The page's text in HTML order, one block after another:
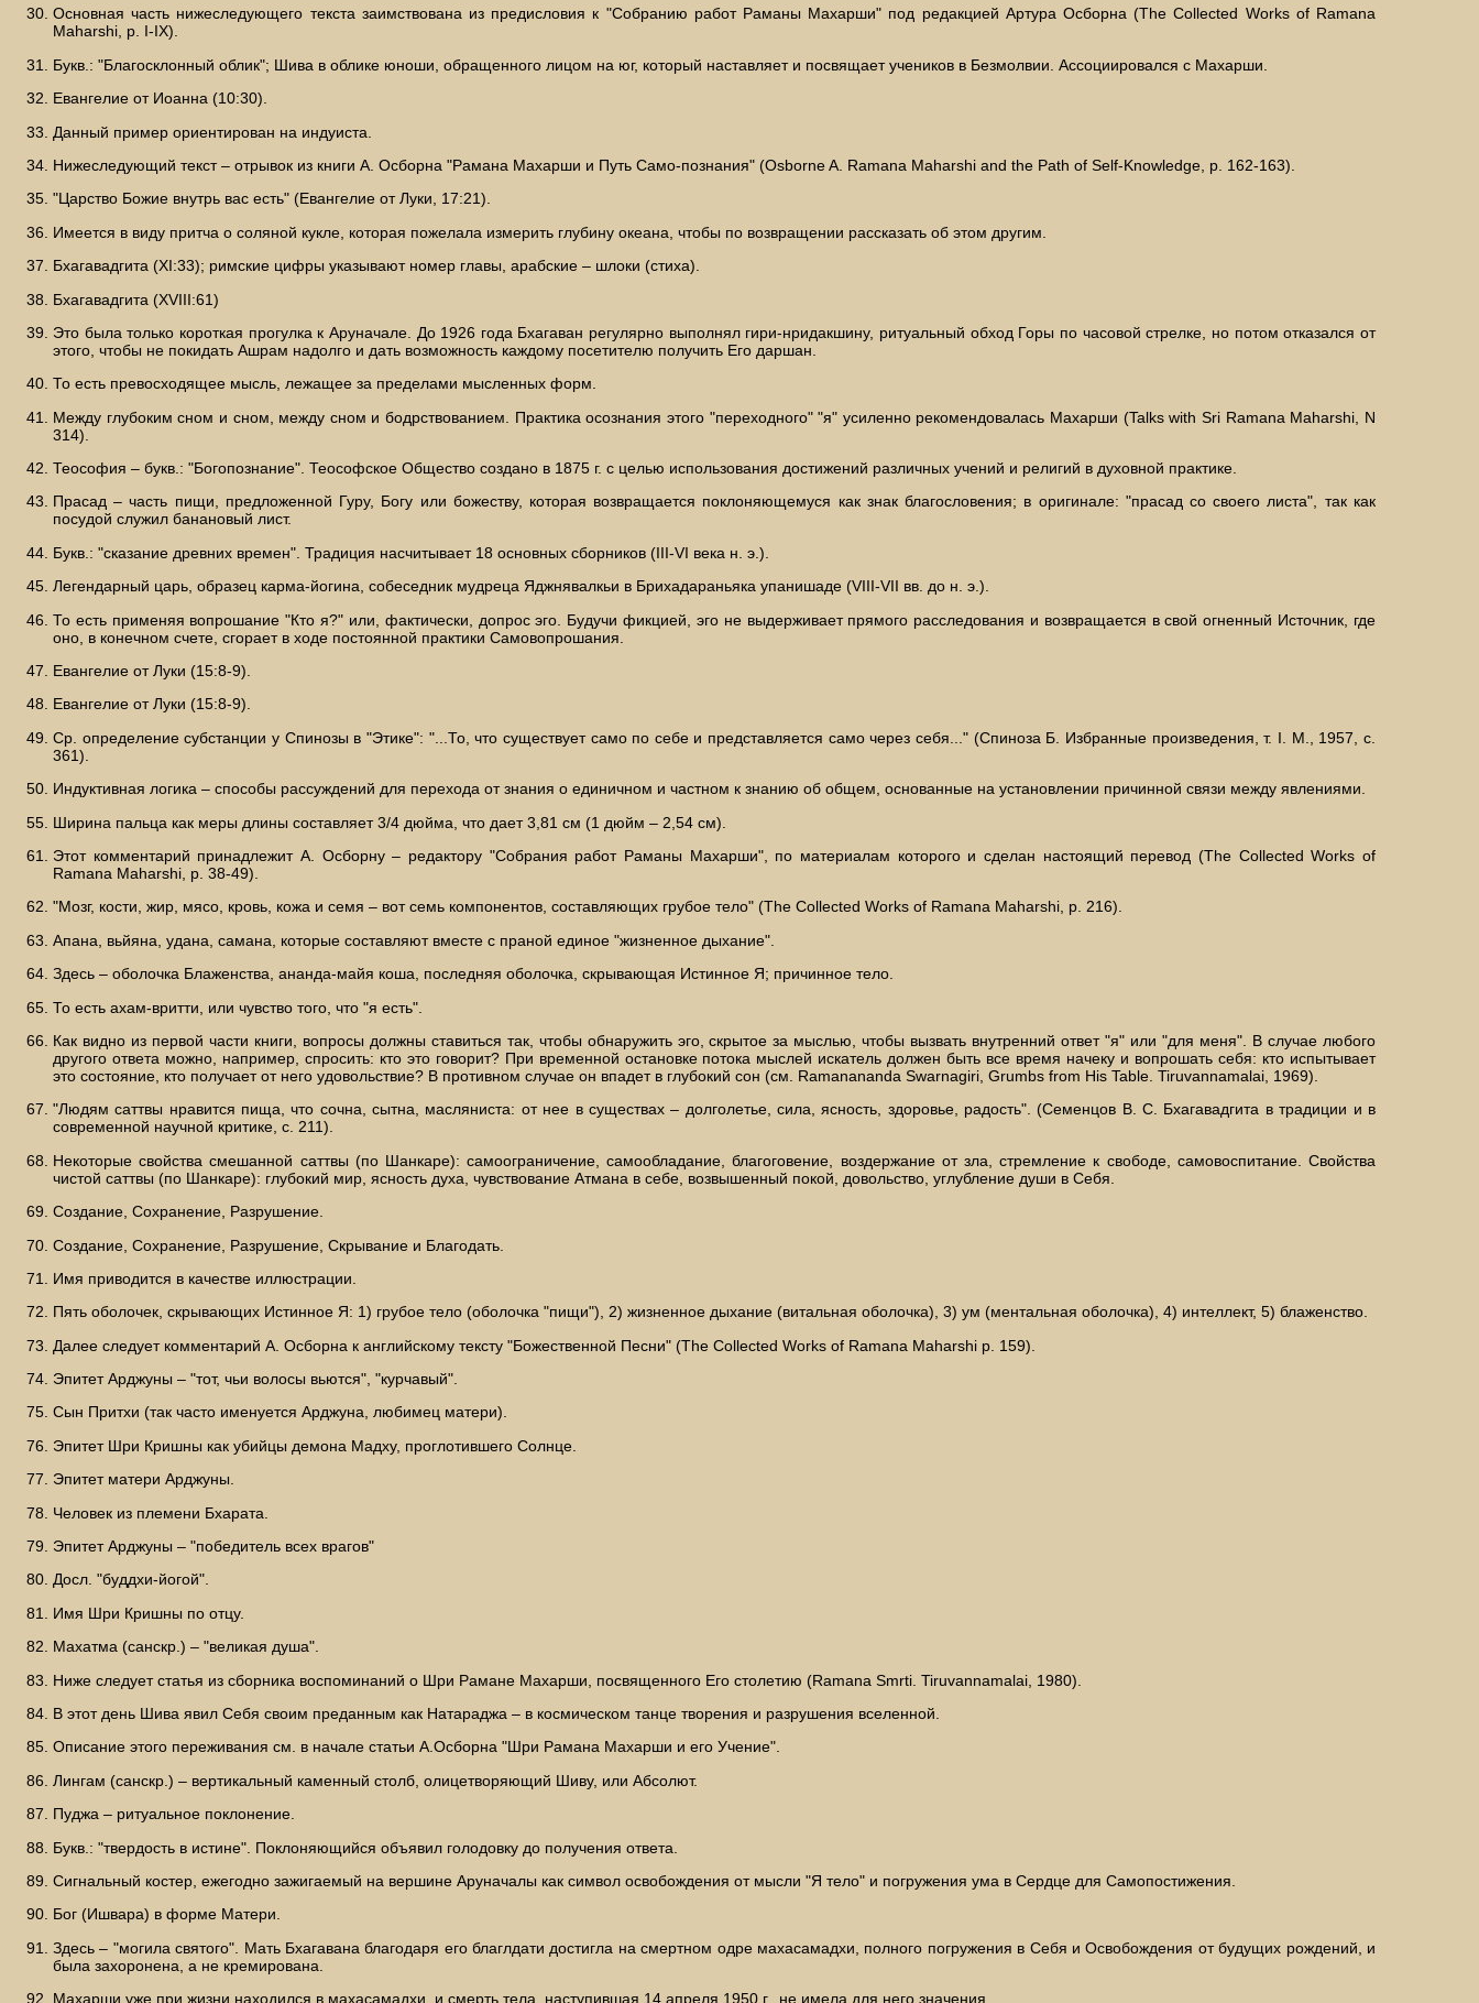
Основная часть нижеследующего текста заимствована из предисловия к "Собранию работ Раманы Махарши" под редакцией Артура Осборна (The Collected Works of Ramana
Maharshi, р. I-IX).
Букв.: "Благосклонный облик"; Шива в облике юноши, обращенного лицом на юг, который наставляет и посвящает учеников в Безмолвии. Ассоциировался с Махарши.
Евангелие от Иоанна (10:30).
Данный пример ориентирован на индуиста.
Нижеследующий текст – отрывок из книги А. Осборна "Рамана Махарши и Путь Само-познания" (Osborne A. Ramana Maharshi and the Path of Self-Knowledge, р. 162-163).
"Царство Божие внутрь вас есть" (Евангелие от Луки, 17:21).
Имеется в виду притча о соляной кукле, которая пожелала измерить глубину океана, чтобы по возвращении рассказать об этом другим.
Бхагавадгита (XI:33); римские цифры указывают номер главы, арабские – шлоки (стиха).
Бхагавадгита (XVIII:61)
Это была только короткая прогулка к Аруначале. До 1926 года Бхагаван регулярно выполнял гири-нридакшину, ритуальный обход Горы по часовой стрелке, но потом отказался от
этого, чтобы не покидать Ашрам надолго и дать возможность каждому посетителю получить Его даршан.
То есть превосходящее мысль, лежащее за пределами мысленных форм.
Между глубоким сном и сном, между сном и бодрствованием. Практика осознания этого "переходного" "я" усиленно рекомендовалась Махарши (Talks with Sri Ramana Maharshi, N
314).
Теософия – букв.: "Богопознание". Теософское Общество создано в 1875 г. с целью использования достижений различных учений и религий в духовной практике.
Прасад – часть пищи, предложенной Гуру, Богу или божеству, которая возвращается поклоняющемуся как знак благословения; в оригинале: "прасад со своего листа", так как
посудой служил банановый лист.
Букв.: "сказание древних времен". Традиция насчитывает 18 основных сборников (III-VI века н. э.).
Легендарный царь, образец карма-йогина, собеседник мудреца Яджнявалкьи в Брихадараньяка упанишаде (VIII-VII вв. до н. э.).
То есть применяя вопрошание "Кто я?" или, фактически, допрос эго. Будучи фикцией, эго не выдерживает прямого расследования и возвращается в свой огненный Источник, где
оно, в конечном счете, сгорает в ходе постоянной практики Самовопрошания.
Евангелие от Луки (15:8-9).
Евангелие от Луки (15:8-9).
Ср. определение субстанции у Спинозы в "Этике": "...То, что существует само по себе и представляется само через себя..." (Спиноза Б. Избранные произведения, т. I. M., 1957, с.
361).
Индуктивная логика – способы рассуждений для перехода от знания о единичном и частном к знанию об общем, основанные на установлении причинной связи между явлениями.
Ширина пальца как меры длины составляет 3/4 дюйма, что дает 3,81 см (1 дюйм – 2,54 см).
Этот комментарий принадлежит А. Осборну – редактору "Собрания работ Раманы Махарши", по материалам которого и сделан настоящий перевод (The Collected Works of
Ramana Maharshi, р. 38-49).
"Мозг, кости, жир, мясо, кровь, кожа и семя – вот семь компонентов, составляющих грубое тело" (The Collected Works of Ramana Maharshi, р. 216).
Апана, вьйяна, удана, самана, которые составляют вместе с праной единое "жизненное дыхание".
Здесь – оболочка Блаженства, ананда-майя коша, последняя оболочка, скрывающая Истинное Я; причинное тело.
То есть ахам-вритти, или чувство того, что "я есть".
Как видно из первой части книги, вопросы должны ставиться так, чтобы обнаружить эго, скрытое за мыслью, чтобы вызвать внутренний ответ "я" или "для меня". В случае любого
другого ответа можно, например, спросить: кто это говорит? При временной остановке потока мыслей искатель должен быть все время начеку и вопрошать себя: кто испытывает
это состояние, кто получает от него удовольствие? В противном случае он впадет в глубокий сон (см. Ramanananda Swarnagiri, Grumbs from Нis Table. Tiruvannamalai, 1969).
"Людям саттвы нравится пища, что сочна, сытна, масляниста: от нее в существах – долголетье, сила, ясность, здоровье, радость". (Семенцов В. С. Бхагавадгита в традиции и в
современной научной критике, с. 211).
Некоторые свойства смешанной саттвы (по Шанкаре): самоограничение, самообладание, благоговение, воздержание от зла, стремление к свободе, самовоспитание. Свойства
чистой саттвы (по Шанкаре): глубокий мир, ясность духа, чувствование Атмана в себе, возвышенный покой, довольство, углубление души в Себя.
Создание, Сохранение, Разрушение.
Создание, Сохранение, Разрушение, Скрывание и Благодать.
Имя приводится в качестве иллюстрации.
Пять оболочек, скрывающих Истинное Я: 1) грубое тело (оболочка "пищи"), 2) жизненное дыхание (витальная оболочка), 3) ум (ментальная оболочка), 4) интеллект, 5) блаженство.
Далее следует комментарий А. Осборна к английскому тексту "Божественной Песни" (The Collected Works of Ramana Maharshi р. 159).
Эпитет Арджуны – "тот, чьи волосы вьются", "курчавый".
Сын Притхи (так часто именуется Арджуна, любимец матери).
Эпитет Шри Кришны как убийцы демона Мадху, проглотившего Солнце.
Эпитет матери Арджуны.
Человек из племени Бхарата.
Эпитет Арджуны – "победитель всех врагов"
Досл. "буддхи-йогой".
Имя Шри Кришны по отцу.
Махатма (санскр.) – "великая душа".
Ниже следует статья из сборника воспоминаний о Шри Рамане Махарши, посвященного Его столетию (Ramana Smrti. Tiruvannamalai, 1980).
В этот день Шива явил Себя своим преданным как Натараджа – в космическом танце творения и разрушения вселенной.
Описание этого переживания см. в начале статьи А.Осборна "Шри Рамана Махарши и его Учение".
Лингам (санскр.) – вертикальный каменный столб, олицетворяющий Шиву, или Абсолют.
Пуджа – ритуальное поклонение.
Букв.: "твердость в истине". Поклоняющийся объявил голодовку до получения ответа.
Сигнальный костер, ежегодно зажигаемый на вершине Аруначалы как символ освобождения от мысли "Я тело" и погружения ума в Сердце для Самопостижения.
Бог (Ишвара) в форме Матери.
Здесь – "могила святого". Мать Бхагавана благодаря его благлдати достигла на смертном одре махасамадхи, полного погружения в Себя и Освобождения от будущих рождений, и
была захоронена, а не кремирована.
Махарши уже при жизни находился в махасамадхи, и смерть тела, наступившая 14 апреля 1950 г., не имела для него значения.